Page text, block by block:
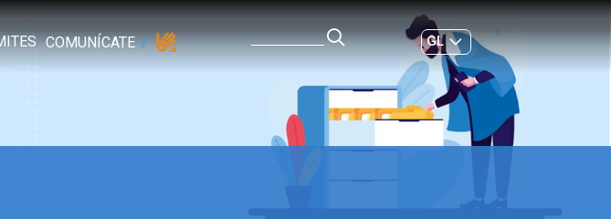
COMUNÍCATE
GL
ES|